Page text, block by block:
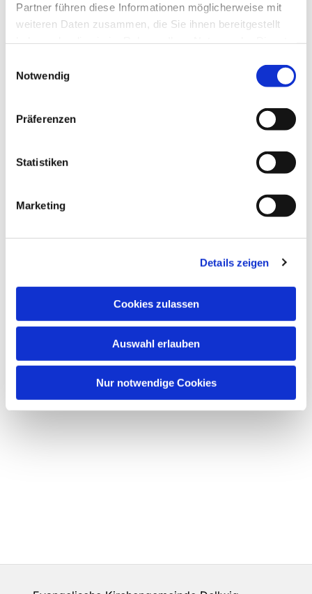
Partner führen diese Informationen möglicherweise mit
weiteren Daten zusammen, die Sie ihnen bereitgestellt
Notwendig
Präferenzen
Statistiken
Marketing
Details zeigen
Cookies zulassen
Auswahl erlauben
Nur notwendige Cookies